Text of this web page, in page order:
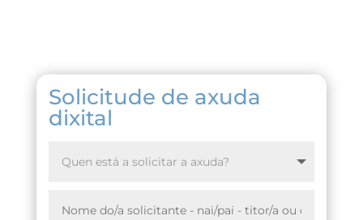
Solicitude de axuda
dixital